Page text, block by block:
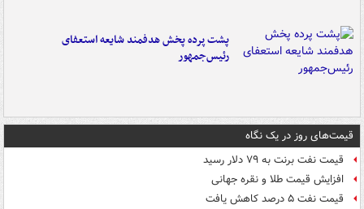
پشت پرده پخش هدفمند شایعه استعفای
رئیس‌جمهور
قیمت‌های روز در یک نگاه
قیمت نفت برنت به ۷۹ دلار رسید
افزایش قیمت طلا و نقره جهانی
قیمت نفت ۵ درصد کاهش یافت